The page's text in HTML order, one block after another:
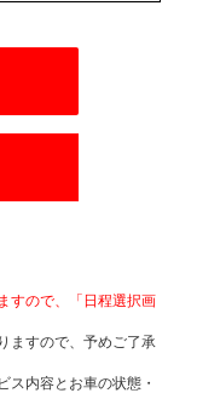
すので、「日程選択画
ますので、予めご了承
内容とお車の状態・